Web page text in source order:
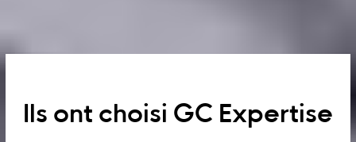
Ils ont choisi GC Expertise